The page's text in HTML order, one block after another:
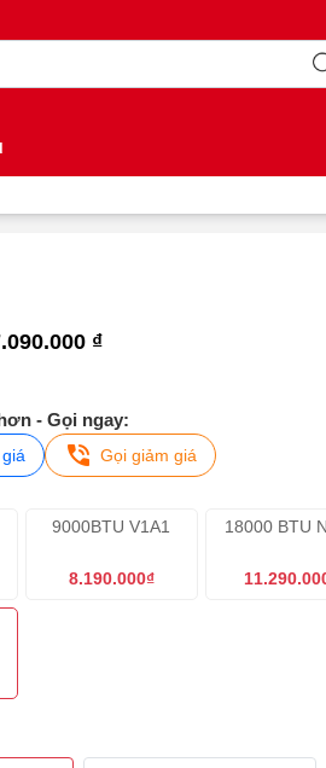
₫
- Gọi ngay:
Gọi giảm giá
9000BTU V1A1
8.190.000₫
18000 BTU